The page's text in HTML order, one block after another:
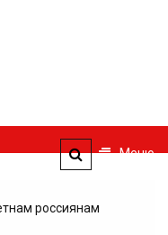
Меню
россиянам